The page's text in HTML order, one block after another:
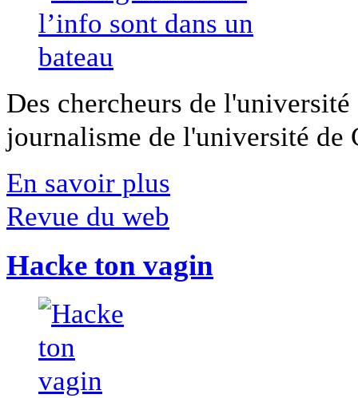
Des chercheurs de
journalisme de l'université
En savoir plus
Revue du web
Hacke ton vagin